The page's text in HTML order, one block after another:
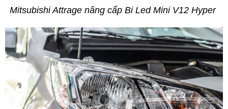
Mitsubishi Attrage nâng cấp Bi Led Mini V12 Hyper